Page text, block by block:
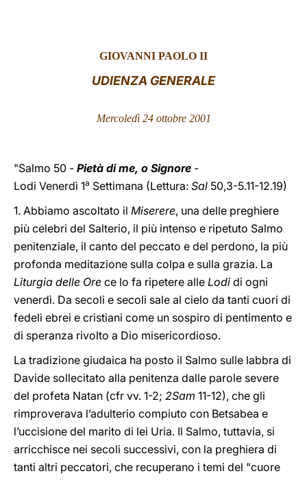
GIOVANNI PAOLO II
UDIENZA GENERALE
Mercoledì 24 ottobre 2001
"Salmo 50 - Pietà di me, o Signore -
Lodi Venerdì 1a Settimana (Lettura: Sal 50,3-5.11-12.19)
1. Abbiamo ascoltato il Miserere, una delle preghiere
più celebri del Salterio, il più intenso e ripetuto Salmo
penitenziale, il canto del peccato e del perdono, la più
profonda meditazione sulla colpa e sulla grazia. La
Liturgia delle Ore ce lo fa ripetere alle Lodi di ogni
venerdì. Da secoli e secoli sale al cielo da tanti cuori di
fedeli ebrei e cristiani come un sospiro di pentimento e
di speranza rivolto a Dio misericordioso.
La tradizione giudaica ha posto il Salmo sulle labbra di
Davide sollecitato alla penitenza dalle parole severe
del profeta Natan (cfr vv. 1-2; 2Sam 11-12), che gli
rimproverava l’adulterio compiuto con Betsabea e
l’uccisione del marito di lei Uria. Il Salmo, tuttavia, si
arricchisce nei secoli successivi, con la preghiera di
tanti altri peccatori, che recuperano i temi del "cuore